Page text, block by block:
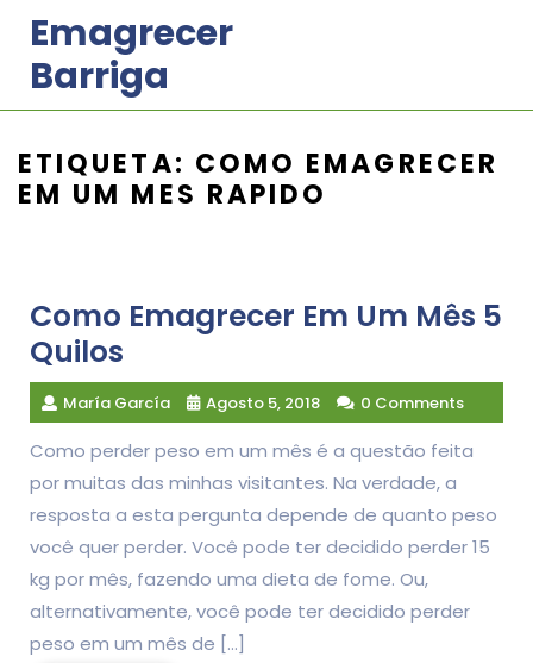
content
Emagrecer
Barriga
ETIQUETA: COMO EMAGRECER
EM UM MES RAPIDO
Como Emagrecer Em Um Mês 5
Quilos
María García Agosto 5, 2018 0 Comments
Como perder peso em um mês é a questão feita
por muitas das minhas visitantes. Na verdade, a
resposta a esta pergunta depende de quanto peso
você quer perder. Você pode ter decidido perder 15
kg por mês, fazendo uma dieta de fome. Ou,
alternativamente, você pode ter decidido perder
peso em um mês de […]